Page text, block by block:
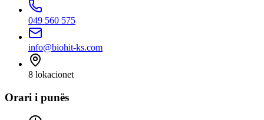
049 560 575
info@biohit-ks.com
8 lokacionet
Orari i punës